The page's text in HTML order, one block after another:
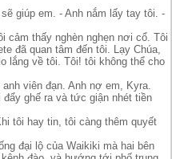
giúp em. - Anh nắm lấy tay tôi. -
cảm thấy nghèn nghẹn nơi cổ. Tôi
đã quan tâm đến tôi. Lạy Chúa,
lắng về tôi. Tôi! tôi không thể cho
viên đạn. Anh nợ em, Kyra.
ghế ra và tức giận nhét tiền
tôi hay tin, tôi càng thêm quyết
đại lộ của Waikiki mà hai bên